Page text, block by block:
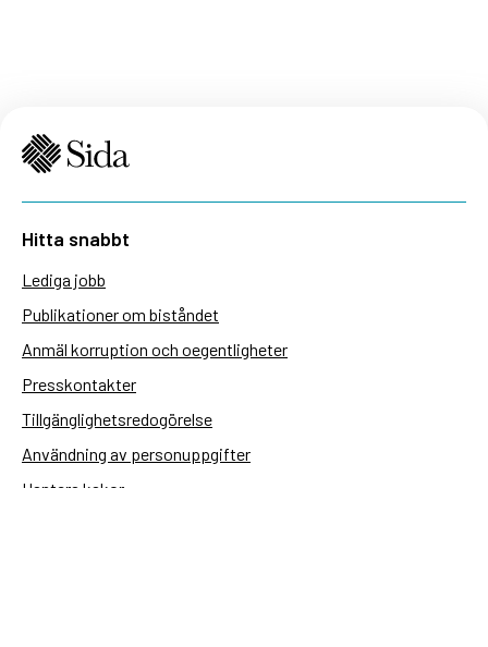
Hitta snabbt
Lediga jobb
Publikationer om biståndet
Anmäl korruption och oegentligheter
Presskontakter
Tillgänglighetsredogörelse
Användning av personuppgifter
Hantera kakor